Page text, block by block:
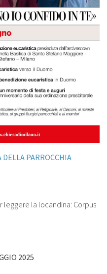
DELLA PARROCCHIA
leggere la locandina: Corpus
2025